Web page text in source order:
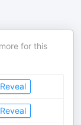
for this
Reveal
Reveal